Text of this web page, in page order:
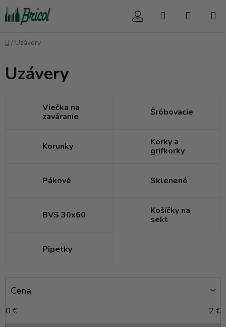
Prejsť
na
obsah
Hľadať
Domov
/ Uzávery
Uzávery
Viečka na
zaváranie
Šróbovacie
Korunky
Korky a
grifkorky
Pákové Sklenené
BVS 30x60
Košíčky na
sekt
Pipetky
Cena
0 € 2 €
V
p